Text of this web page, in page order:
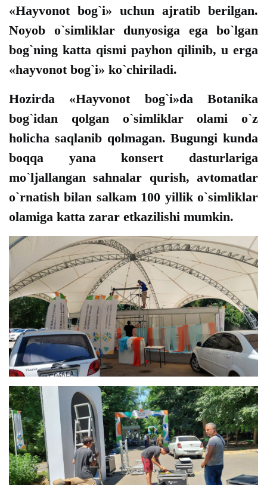
«Hayvonot bog`i» uchun ajratib berilgan.
Noyob o`simliklar dunyosiga ega bo`lgan
bog`ning katta qismi payhon qilinib, u erga
«hayvonot bog`i» ko`chiriladi.
Hozirda «Hayvonot bog`i»da Botanika
bog`idan qolgan o`simliklar olami o`z
holicha saqlanib qolmagan. Bugungi kunda
boqqa yana konsert dasturlariga
mo`ljallangan sahnalar qurish, avtomatlar
o`rnatish bilan salkam 100 yillik o`simliklar
olamiga katta zarar etkazilishi mumkin.